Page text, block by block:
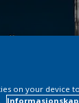
on your device